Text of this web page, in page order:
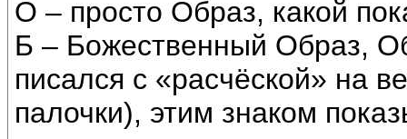
О – просто Образ, какой
Б – Божественный Образ,
писался с «расчёской» на
палочки), этим знаком